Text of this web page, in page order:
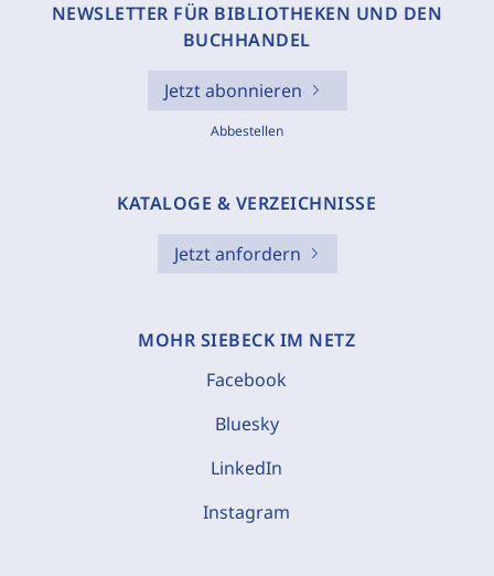
NEWSLETTER FÜR BIBLIOTHEKEN UND DEN
BUCHHANDEL
Jetzt abonnieren
Abbestellen
KATALOGE & VERZEICHNISSE
Jetzt anfordern
MOHR SIEBECK IM NETZ
Facebook
Bluesky
LinkedIn
Instagram